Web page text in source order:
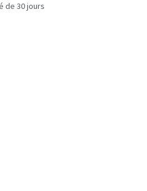
de 30 jours